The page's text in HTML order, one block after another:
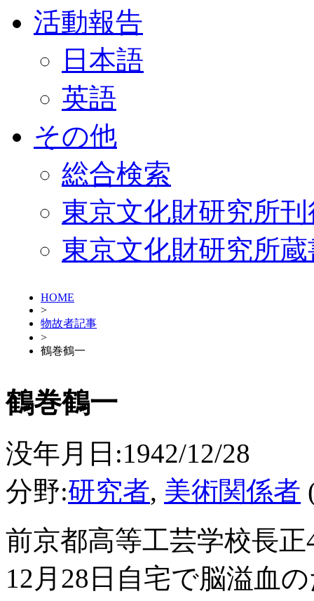
活動報告
日本語
英語
その他
総合検索
東京文化財研究所
東京文化財研究所
HOME
>
物故者記事
>
鶴巻鶴一
鶴巻鶴一
没年月日:1942/12/28
分野:研究者, 美術関係者
前京都高等工芸学校長
12月28日自宅で脳溢血